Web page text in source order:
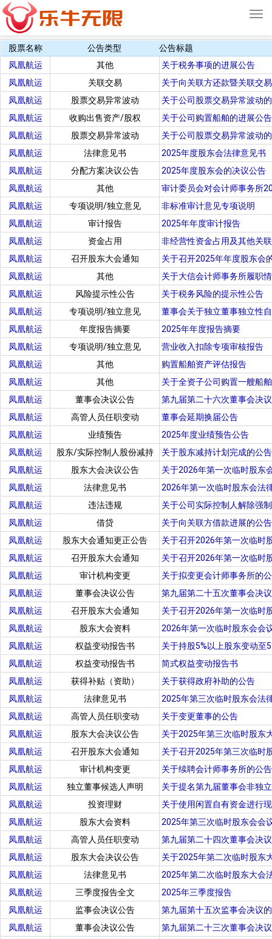
股票名称
公告类型
公告标题
凤凰航运
其他
关于税务事项的进展公告
凤凰航运
关联交易
关于向关联方还款暨关联交
凤凰航运
股票交易异常波动
关于公司股票交易异常波动
凤凰航运
收购出售资产/股权
关于公司购置船舶的进展公告
凤凰航运
股票交易异常波动
关于公司股票交易异常波动
凤凰航运
法律意见书
2025年度股东会法律意见书
凤凰航运
分配方案决议公告
2025年度股东会的决议公告
凤凰航运
其他
审计委员会对会计师事务所
凤凰航运
专项说明/独立意见
非标准审计意见专项说明
凤凰航运
审计报告
2025年年度审计报告
凤凰航运
资金占用
非经营性资金占用及其他关
凤凰航运
召开股东大会通知
关于召开2025年年度股东会
凤凰航运
其他
关于大信会计师事务所履职
凤凰航运
风险提示性公告
关于税务风险的提示性公告
凤凰航运
专项说明/独立意见
董事会关于独立董事独立性
凤凰航运
年度报告摘要
2025年年度报告摘要
凤凰航运
专项说明/独立意见
营业收入扣除专项审核报告
凤凰航运
其他
购置船舶资产评估报告
凤凰航运
其他
关于全资子公司购置一艘船
凤凰航运
董事会决议公告
第九届第二十六次董事会决
凤凰航运
高管人员任职变动
董事会延期换届公告
凤凰航运
业绩预告
2025年度业绩预告公告
凤凰航运
股东/实际控制人股份减持
关于股东减持计划完成的公告
凤凰航运
股东大会决议公告
关于2026年第一次临时股东
凤凰航运
法律意见书
2026年第一次临时股东会法
凤凰航运
违法违规
关于公司实际控制人解除强
凤凰航运
借贷
关于向关联方借款进展的公告
凤凰航运
股东大会通知更正公告
关于召开2026年第一次临时
凤凰航运
召开股东大会通知
关于召开2026年第一次临时
凤凰航运
审计机构变更
关于拟变更会计师事务所的
凤凰航运
董事会决议公告
第九届第二十五次董事会决
凤凰航运
召开股东大会通知
关于召开2026年第一次临时
凤凰航运
股东大会资料
2026年第一次临时股东会会
凤凰航运
权益变动报告书
关于持股5%以上股东变动至
凤凰航运
权益变动报告书
简式权益变动报告书
凤凰航运
获得补贴（资助）
关于获得政府补助的公告
凤凰航运
法律意见书
2025年第三次临时股东会法
凤凰航运
高管人员任职变动
关于变更董事的公告
凤凰航运
股东大会决议公告
关于2025年第三次临时股东
凤凰航运
召开股东大会通知
关于召开2025年第三次临时
凤凰航运
审计机构变更
关于续聘会计师事务所的公告
凤凰航运
独立董事候选人声明
关于提名第九届董事会非独
凤凰航运
投资理财
关于使用闲置自有资金进行
凤凰航运
股东大会资料
2025年第三次临时股东会会
凤凰航运
高管人员任职变动
第九届第二十四次董事会决
凤凰航运
股东大会决议公告
关于2025年第二次临时股东
凤凰航运
法律意见书
2025年第二次临时股东大会
凤凰航运
三季度报告全文
2025年三季度报告
凤凰航运
监事会决议公告
第九届第十五次监事会决议
凤凰航运
董事会决议公告
第九届第二十三次董事会决